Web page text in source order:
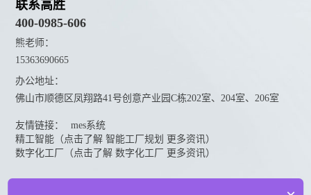
联系高胜
400-0985-606
熊老师：
15363690665
办公地址：
佛山市顺德区凤翔路41号创意产业园C栋202室、204室、206室
友情链接：
mes系统
精工智能（点击了解 智能工厂规划 更多资讯）
数字化工厂（点击了解 数字化工厂 更多资讯）